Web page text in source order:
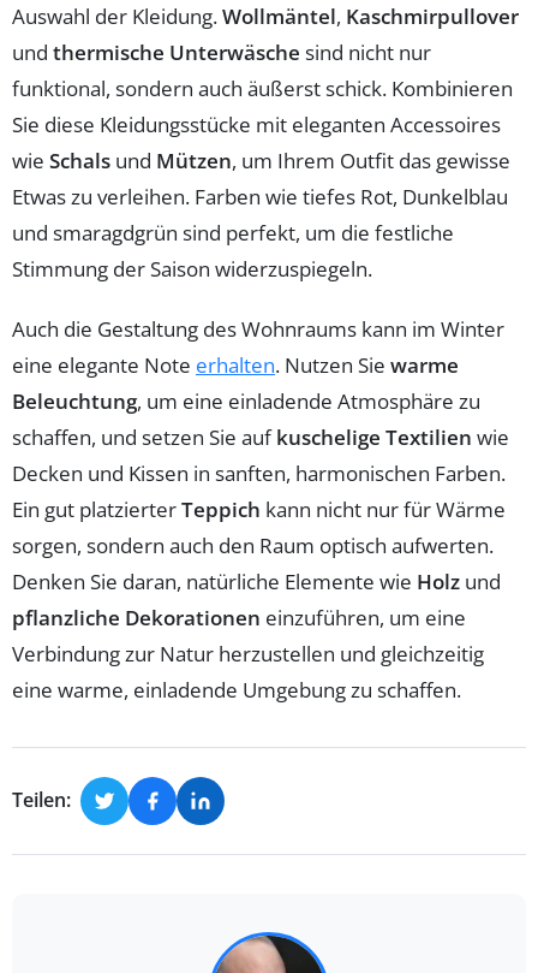
Auswahl der Kleidung.Wollmäntel, Kaschmirpullover
und thermische Unterwäsche sind nicht nur
funktional, sondern auch äußerst schick. Kombinieren
Sie diese Kleidungsstücke mit eleganten Accessoires
wie Schals und Mützen, um Ihrem Outfit das gewisse
Etwas zu verleihen. Farben wie tiefes Rot, Dunkelblau
und smaragdgrün sind perfekt, um die festliche
Stimmung der Saison widerzuspiegeln.
Auch die Gestaltung des Wohnraums kann im Winter
eine elegante Note erhalten. Nutzen Sie warme
Beleuchtung, um eine einladende Atmosphäre zu
schaffen, und setzen Sie aufkuschelige Textilien wie
Decken und Kissen in sanften, harmonischen Farben.
Ein gut platzierterTeppich kann nicht nur für Wärme
sorgen, sondern auch den Raum optisch aufwerten.
Denken Sie daran, natürliche Elemente wie Holz und
pflanzliche Dekorationen einzuführen, um eine
Verbindung zur Natur herzustellen und gleichzeitig
eine warme, einladende Umgebung zu schaffen.
Teilen: